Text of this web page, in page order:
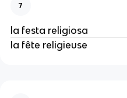
7
la festa religiosa
la fête religieuse